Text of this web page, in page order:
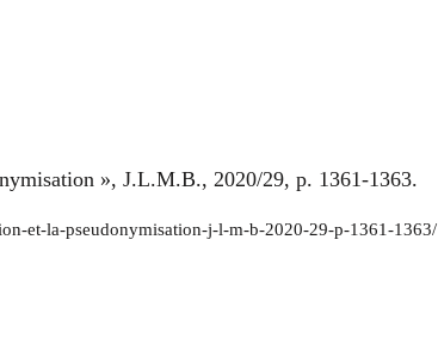
», J.L.M.B., 2020/29, p. 1361-1363.
et-la-pseudonymisation-j-l-m-b-2020-29-p-1361-1363/